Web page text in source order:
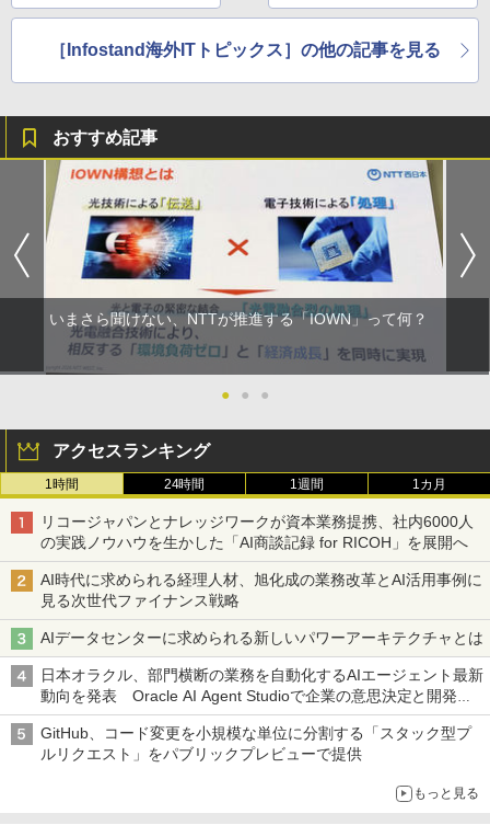
［Infostand海外ITトピックス］の他の記事を見る
おすすめ記事
いまさら聞けない、NTTが推進する「IOWN」って何？
● ● ●
アクセスランキング
1時間 24時間 1週間 1カ月
リコージャパンとナレッジワークが資本業務提携、社内6000人
の実践ノウハウを生かした「AI商談記録 for RICOH」を展開へ
AI時代に求められる経理人材、旭化成の業務改革とAI活用事例に
見る次世代ファイナンス戦略
AIデータセンターに求められる新しいパワーアーキテクチャとは
日本オラクル、部門横断の業務を自動化するAIエージェント最新
動向を発表 Oracle AI Agent Studioで企業の意思決定と開発を
加速
GitHub、コード変更を小規模な単位に分割する「スタック型プ
ルリクエスト」をパブリックプレビューで提供
もっと見る